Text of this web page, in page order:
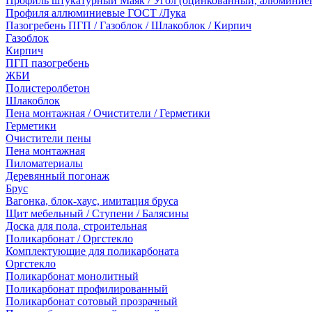
Профиля аллюминиевые ГОСТ /Лука
Пазогребень ПГП / Газоблок / Шлакоблок / Кирпич
Газоблок
Кирпич
ПГП пазогребень
ЖБИ
Полистеролбетон
Шлакоблок
Пена монтажная / Очистители / Герметики
Герметики
Очистители пены
Пена монтажная
Пиломатериалы
Деревянный погонаж
Брус
Вагонка, блок-хаус, имитация бруса
Щит мебельный / Ступени / Балясины
Доска для пола, строительная
Поликарбонат / Оргстекло
Комплектующие для поликарбоната
Оргстекло
Поликарбонат монолитный
Поликарбонат профилированный
Поликарбонат сотовый прозрачный